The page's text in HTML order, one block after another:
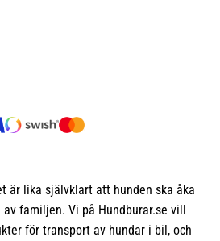
är lika självklart att hunden ska åka
familjen. Vi på Hundburar.se vill
för transport av hundar i bil, och